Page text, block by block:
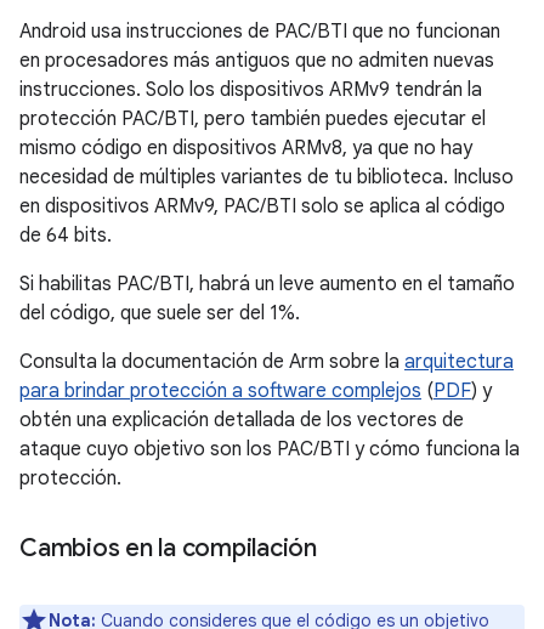
Android usa instrucciones de PAC/BTI que no funcionan
en procesadores más antiguos que no admiten nuevas
instrucciones. Solo los dispositivos ARMv9 tendrán la
protección PAC/BTI, pero también puedes ejecutar el
mismo código en dispositivos ARMv8, ya que no hay
necesidad de múltiples variantes de tu biblioteca. Incluso
en dispositivos ARMv9, PAC/BTI solo se aplica al código
de 64 bits.
Si habilitas PAC/BTI, habrá un leve aumento en el tamaño
del código, que suele ser del 1%.
Consulta la documentación de Arm sobre la arquitectura
para brindar protección a software complejos (PDF) y
obtén una explicación detallada de los vectores de
ataque cuyo objetivo son los PAC/BTI y cómo funciona la
protección.
Cambios en la compilación
Nota: Cuando consideres que el código es un objetivo